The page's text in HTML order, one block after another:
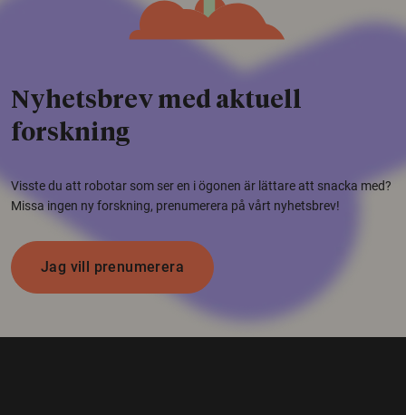
Nyhetsbrev med aktuell
forskning
Visste du att robotar som ser en i ögonen är lättare att snacka med?
Missa ingen ny forskning, prenumerera på vårt nyhetsbrev!
Jag vill prenumerera